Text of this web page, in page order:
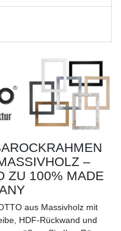
–
ZU 100% MADE
aus Massivholz mit
HDF-Rückwand und